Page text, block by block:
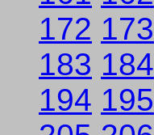
172 173
183 184
194 195